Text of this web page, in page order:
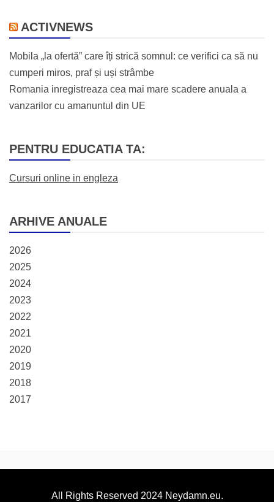
ACTIVNEWS
Mobila „la ofertă” care îți strică somnul: ce verifici ca să nu
cumperi miros, praf și uși strâmbe
Romania inregistreaza cea mai mare scadere anuala a
vanzarilor cu amanuntul din UE
PENTRU EDUCATIA TA:
Cursuri online in engleza
ARHIVE ANUALE
2026
2025
2024
2023
2022
2021
2020
2019
2018
2017
All Rights Reserved 2024 Neydamn.eu.